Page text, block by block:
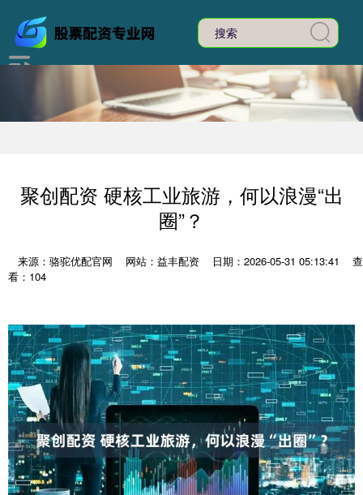
聚创配资 硬核工业旅游，何以浪漫“出
圈”？
来源：骆驼优配官网 网站：益丰配资 日期：2026-05-31 05:13:41
查
看：104